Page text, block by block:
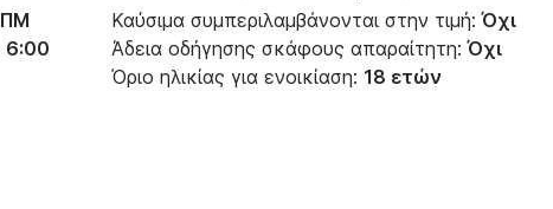
6:00
Καύσιμα συμπεριλαμβάνονται στην τιμή:Όχι
Άδεια οδήγησης σκάφους απαραίτητη:Όχι
Όριο ηλικίας για ενοικίαση: 18 ετών